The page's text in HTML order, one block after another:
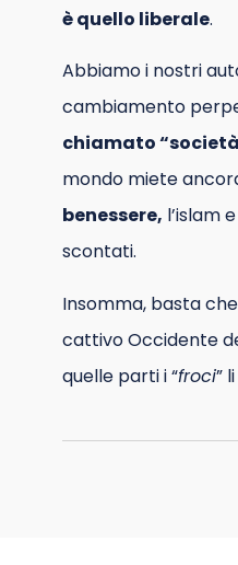
è quello liberale.
Abbiamo i nostri
cambiamento
chiamato
mondo miete
benessere, l’islam
scontati.
Insomma, basta
cattivo Occidente
quelle parti i “froci”